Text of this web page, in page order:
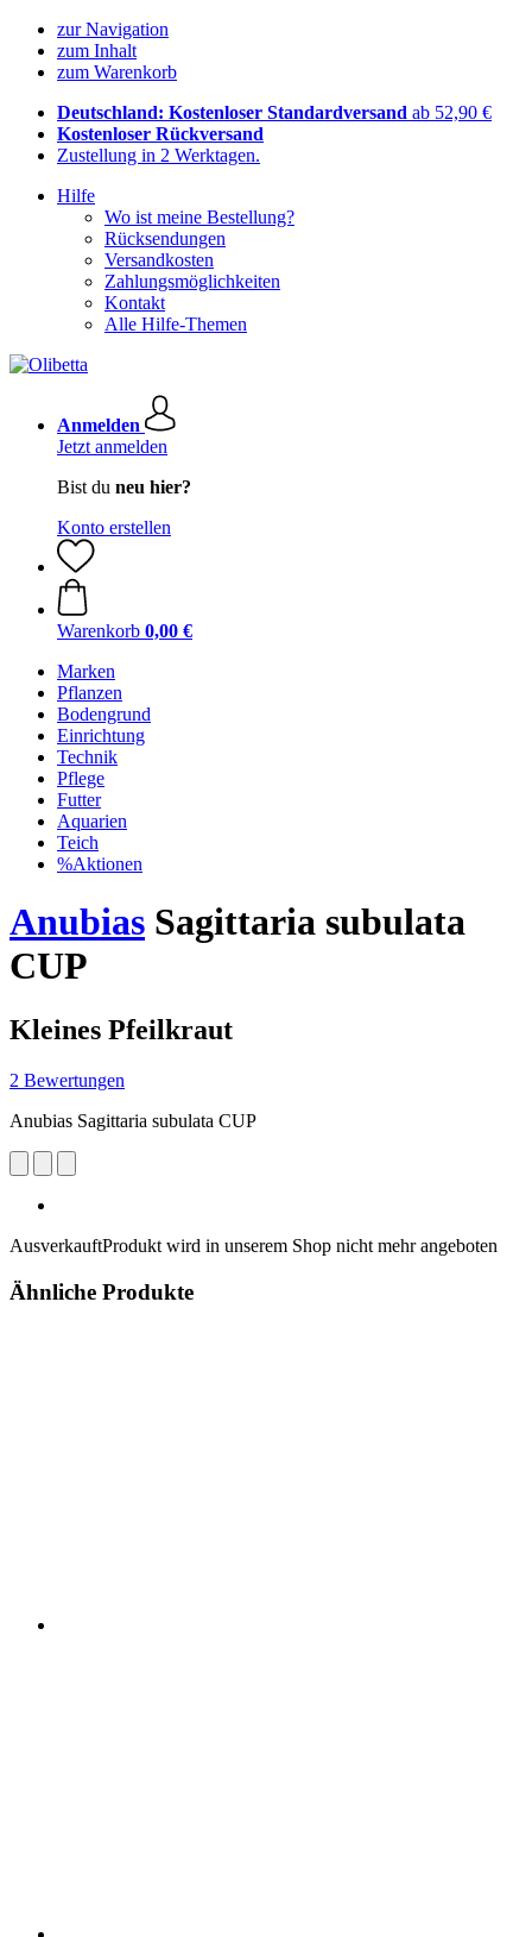
zur Navigation
zum Inhalt
zum Warenkorb
Deutschland: Kostenloser Standardversand ab 52,90 €
Kostenloser Rückversand
Zustellung in 2 Werktagen.
Hilfe
Wo ist meine Bestellung?
Rücksendungen
Versandkosten
Zahlungsmöglichkeiten
Kontakt
Alle Hilfe-Themen
Anmelden
Jetzt anmelden
Bist du neu hier?
Konto erstellen
Warenkorb 0,00 €
Marken
Pflanzen
Bodengrund
Einrichtung
Technik
Pflege
Futter
Aquarien
Teich
%Aktionen
Anubias Sagittaria subulata
CUP
Kleines Pfeilkraut
2 Bewertungen
Anubias Sagittaria subulata CUP
AusverkauftProdukt wird in unserem Shop nicht mehr angeboten
Ähnliche Produkte